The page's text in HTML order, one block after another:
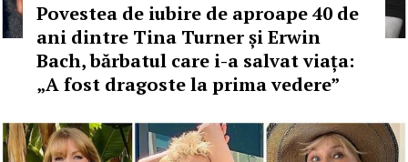
Povestea de iubire de aproape 40 de
ani dintre Tina Turner și Erwin
Bach, bărbatul care i-a salvat viața:
„A fost dragoste la prima vedere”